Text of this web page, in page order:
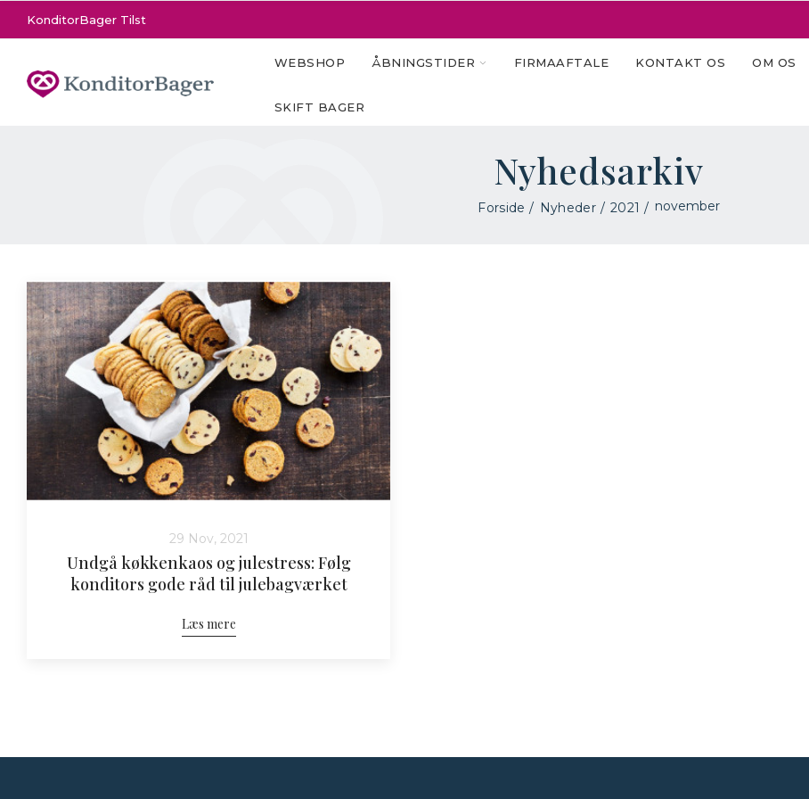
KonditorBager Tilst
WEBSHOP ÅBNINGSTIDER FIRMAAFTALE KONTAKT OS OM OS
SKIFT BAGER
Nyhedsarkiv
Forside Nyheder 2021 november
29 Nov, 2021
Undgå køkkenkaos og julestress: Følg
konditors gode råd til julebagværket
Læs mere